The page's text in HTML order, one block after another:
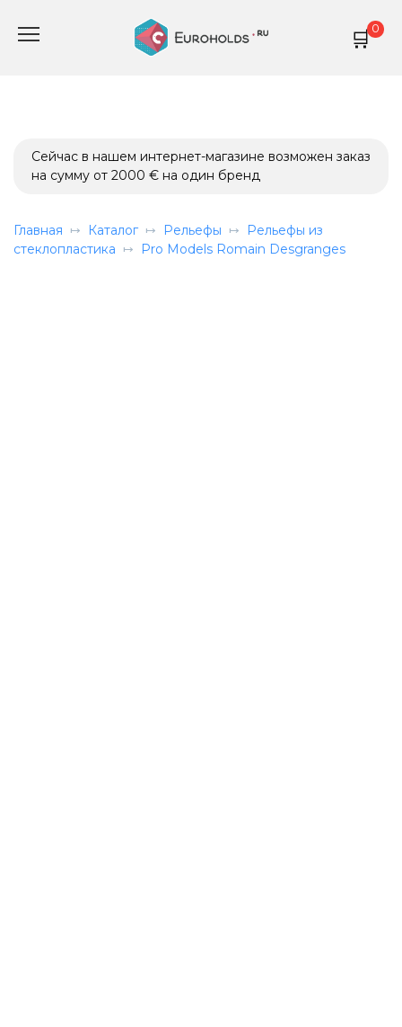
0
Сейчас в нашем интернет-магазине возможен заказ
на сумму от 2000 € на один бренд
Главная Каталог Рельефы
Рельефы из
стеклопластика
Pro Models Romain Desgranges